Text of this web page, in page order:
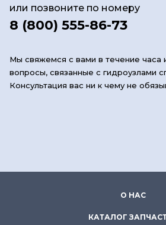
или позвоните по номеру
8 (800) 555-86-73
Мы свяжемся с вами в течение часа
вопросы, связанные с гидроузлами
Консультация вас ни к чему не
О НАС
КАТАЛОГ